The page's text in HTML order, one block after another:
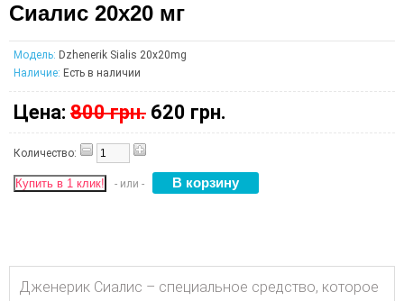
Сиалис 20х20 мг
Модель: Dzhenerik Sialis 20х20mg
Наличие: Есть в наличии
Цена: 800 грн. 620 грн.
Количество:
Купить в 1 клик! - или -
Дженерик Сиалис – специальное средство, которое